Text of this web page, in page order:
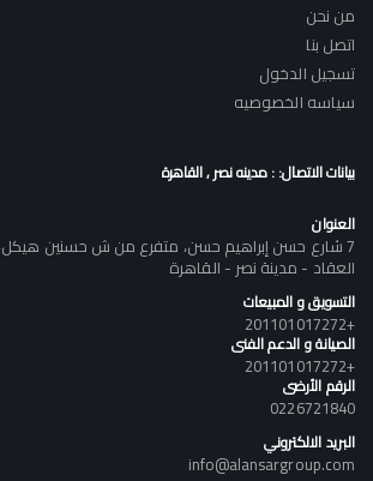
من نحن
اتصل بنا
تسجيل الدخول
سياسه الخصوصيه
بيانات الاتصال: : مدينه نصر , القاهرة
العنوان
7 شارع حسن إبراهيم حسن، متفرع من ش حسنين
العقاد - مدينة نصر - القاهرة
التسويق و المبيعات
+201101017272
الصيانة و الدعم الفنى
+201101017272
الرقم الأرضى
0226721840
البريد الالكتروني
info@alansargroup.com